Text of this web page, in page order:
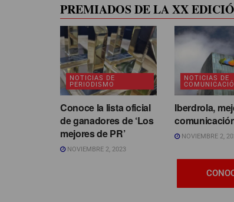
PREMIADOS DE LA XX
NOTICIAS DE
PERIODISMO
Conoce la lista oficial
de ganadores de ‘Los
mejores de PR’
NOVIEMBRE 2, 2023
NOTICIAS DE
Iberdrola,
NOVIEMBRE 2,